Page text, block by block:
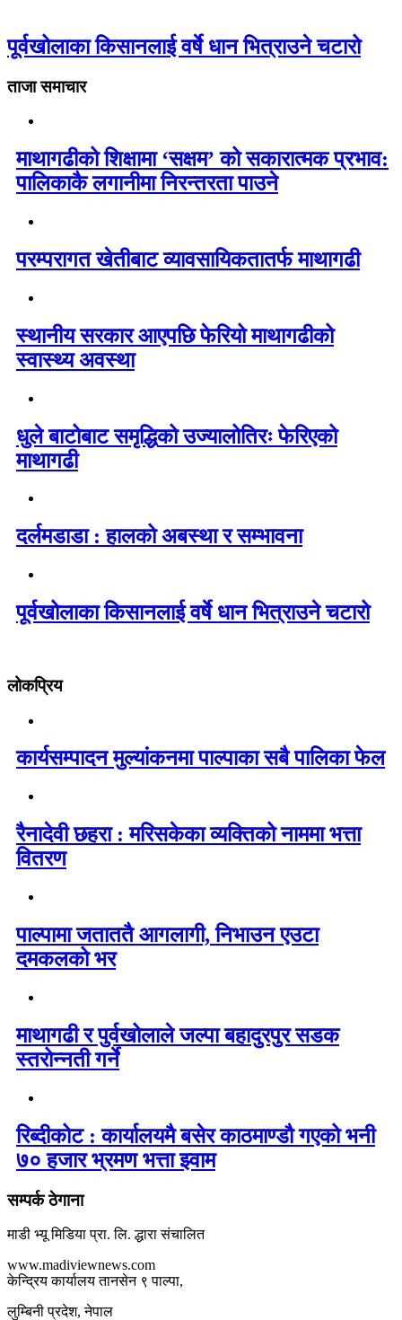
पूर्वखोलाका किसानलाई वर्षे धान भित्राउने चटारो
ताजा समाचार
माथागढीको शिक्षामा ‘सक्षम’ को सकारात्मक प्रभाव:
पालिकाकै लगानीमा निरन्तरता पाउने
परम्परागत खेतीबाट व्यावसायिकतातर्फ माथागढी
स्थानीय सरकार आएपछि फेरियो माथागढीको
स्वास्थ्य अवस्था
धुले बाटोबाट समृद्धिको उज्यालोतिरः फेरिएको
माथागढी
दर्लमडाडा : हालको अबस्था र सम्भावना
पूर्वखोलाका किसानलाई वर्षे धान भित्राउने चटारो
लोकप्रिय
कार्यसम्पादन मुल्यांकनमा पाल्पाका सबै पालिका फेल
रैनादेवी छहरा : मरिसकेका व्यक्तिको नाममा भत्ता
वितरण
पाल्पामा जताततै आगलागी, निभाउन एउटा
दमकलको भर
माथागढी र पुर्वखोलाले जल्पा बहादुरपुर सडक
स्तरोन्नती गर्ने
रिब्दीकोट : कार्यालयमै बसेर काठमाण्डौ गएको भनी
७० हजार भ्रमण भत्ता झ्वाम
सम्पर्क ठेगाना
माडी भ्यू मिडिया प्रा. लि. द्धारा संचालित
www.madiviewnews.com
केन्द्रिय कार्यालय तानसेन ९ पाल्पा,
लुम्बिनी प्रदेश, नेपाल